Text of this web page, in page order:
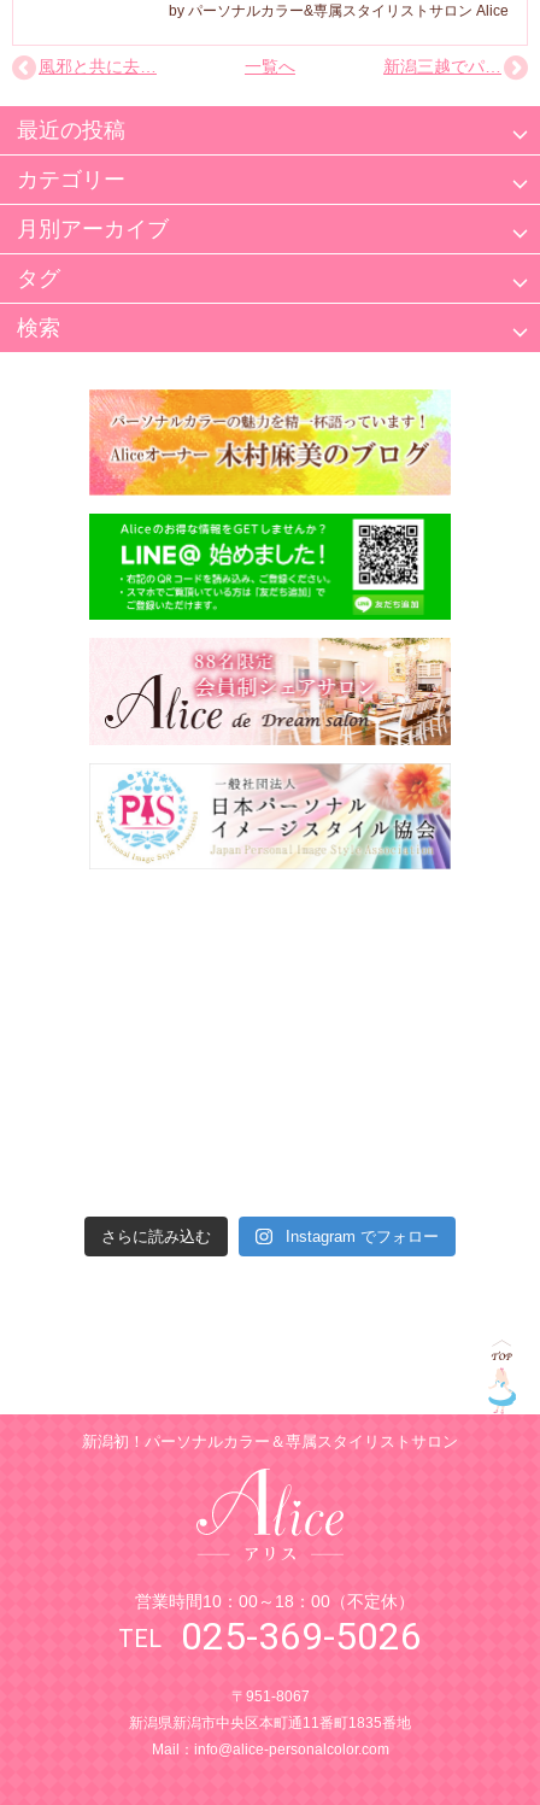
パーソナルカラー&専属スタイリストサロン Alice
風邪と共に去… 一覧へ 新潟三越でパ…
最近の投稿
カテゴリー
月別アーカイブ
タグ
検索
さらに読み込む Instagram でフォロー
新潟初！パーソナルカラー＆専属スタイリストサロン
営業時間10：00～18：00（不定休）
025-369-5026
〒951-8067
新潟県新潟市中央区本町通11番町1835番地
Mail： info@alice-personalcolor.com